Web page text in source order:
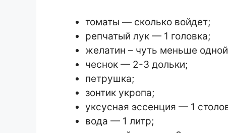
томаты — сколько войдет;
репчатый лук — 1 головка;
желатин – чуть меньше
чеснок — 2-3 дольки;
петрушка;
зонтик укропа;
уксусная эссенция — 1
вода — 1 литр;